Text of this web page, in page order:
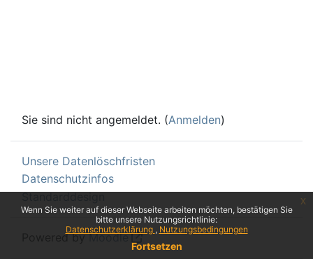
Wenn Sie weiter auf dieser Webseite arbeiten möchten, bestätigen Sie
bitte unsere Nutzungsrichtlinie:
Datenschutzerklärung
Nutzungsbedingungen
Fortsetzen
x
Sie sind nicht angemeldet. (Anmelden)
Unsere Datenlöschfristen
Datenschutzinfos
Standarddesign
Powered byMoodle